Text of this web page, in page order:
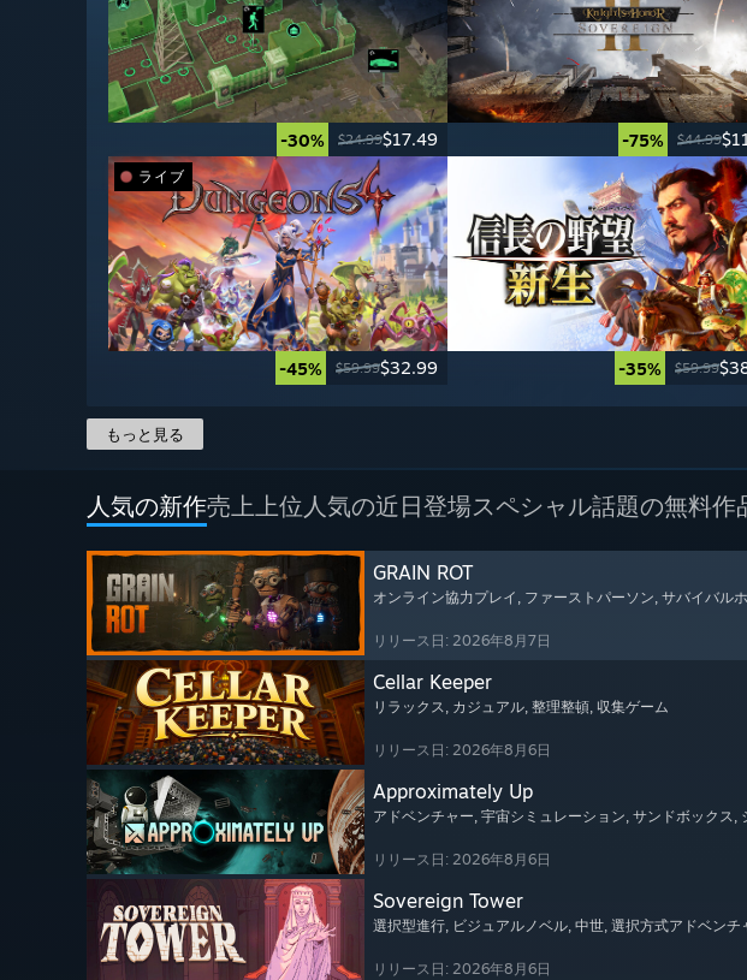
-30% $24.99$17.49 -75% $44.99
-45% $59.99$32.99
ライブ
-35% $59.99
もっと見る
人気の新作売上上位人気の近日登場スペシャル話題の無料作
GRAIN ROT
オンライン協力プレイ , ファーストパーソン, サバイバル
リリース日: 2026年8月7日
Cellar Keeper
リラックス, カジュアル, 整理整頓, 収集ゲーム
リリース日: 2026年8月6日
Approximately Up
アドベンチャー, 宇宙シミュレーション, サンドボックス,
リリース日: 2026年8月6日
Sovereign Tower
選択型進行, ビジュアルノベル, 中世, 選択方式アドベンチ
リリース日: 2026年8月6日